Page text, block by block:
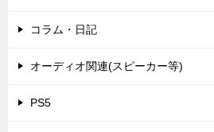
コラム・日記
オーディオ関連(スピーカー等)
PS5